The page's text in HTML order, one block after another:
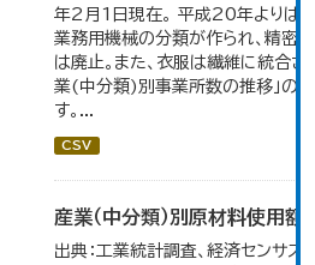
年2月1日現在。 平成20年よりはん
業務用機械の分類が作られ、精密機
は廃止。また、衣服は繊維に統合さ
業(中分類)別事業所数の推移」のデ
す。...
CSV
産業（中分類）別原材料使用額
出典：工業統計調査、経済センサス